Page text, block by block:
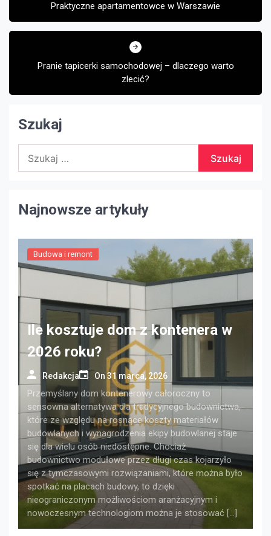
Praktyczne apartamentowce w Warszawie
Pranie tapicerki samochodowej – dlaczego warto
zlecić?
Szukaj
Najnowsze artykuły
Budowa i remont
Ile kosztuje dom z kontenera w
2026 roku?
Redakcja On 31 marca, 2026
Przemyślany dom kontenerowy całoroczny to
sensowna alternatywa dla tradycyjnego budownictwa,
które ze względu na rosnące koszty materiałów
budowlanych i wynagrodzenia ekipy budowlanej staje
się dla wielu osób niedostępne. Chociaż
budownictwo modułowe przez długi czas kojarzyło
się z tymczasowymi rozwiązaniami, które można było
spotkać na placach budowy, to dzięki
nieograniczonym możliwościom aranżacyjnym i
nowoczesnym technologiom można je stosować […]